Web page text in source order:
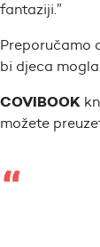
fantaziji.”
Preporučamo
bi djeca
COVIBOOK
možete